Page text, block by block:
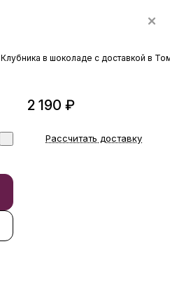
Клубника в шоколаде с доставкой в
2 190 ₽
Рассчитать доставку